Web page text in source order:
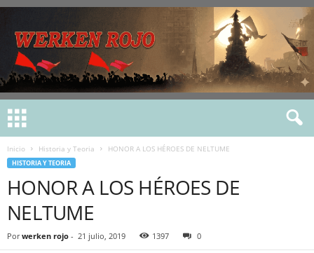
Inicio Historia y Teoria HONOR A LOS HÉROES DE NELTUME
HISTORIA Y TEORIA
HONOR A LOS HÉROES DE
NELTUME
Por werken rojo - 21 julio, 2019 1397 0